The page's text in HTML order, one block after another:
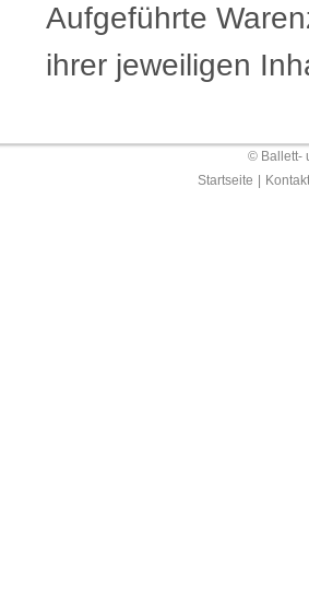
Aufgeführte
ihrer jeweiligen
© Ballett-
Startseite
Kontakt